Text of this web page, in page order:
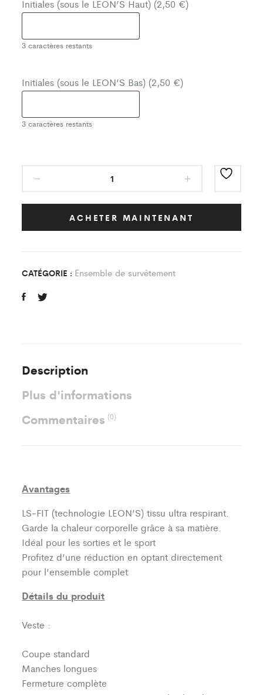
Initiales (sous le LEON’S Haut) (2,50 €)
3 caractères restants
Initiales (sous le LEON’S Bas) (2,50 €)
3 caractères restants
survêtement
Foot
quantity
ACHETER MAINTENANT
CATÉGORIE : Ensemble de survêtement
Description
Plus d'informations
Commentaires(0)
Avantages
LS-FIT (technologie LEON’S)tissu ultra respirant.
Garde la chaleur corporelle grâce à sa matière.
Idéal pour les sorties et le sport
Profitez d’une réduction en optant directement
pour l’ensemble complet
Détails du produit
Veste :
Coupe standard
Manches longues
Fermeture complète